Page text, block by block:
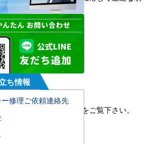
にも対応。
いて
接続する1対1構成。
に関しましては をご覧下さい。
ち情報
ー修理ご依頼連絡先